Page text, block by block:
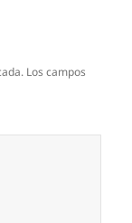
Los campos